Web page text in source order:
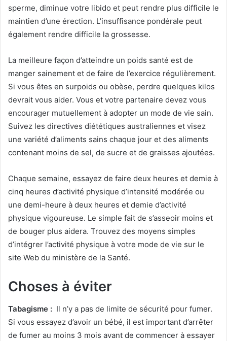
sperme, diminue votre libido et peut rendre plus difficile le
maintien d’une érection. L’insuffisance pondérale peut
également rendre difficile la grossesse.
La meilleure façon d’atteindre un poids santé est de
manger sainement et de faire de l’exercice régulièrement.
Si vous êtes en surpoids ou obèse, perdre quelques kilos
devrait vous aider. Vous et votre partenaire devez vous
encourager mutuellement à adopter un mode de vie sain.
Suivez les directives diététiques australiennes et visez
une variété d’aliments sains chaque jour et des aliments
contenant moins de sel, de sucre et de graisses ajoutées.
Chaque semaine, essayez de faire deux heures et demie à
cinq heures d’activité physique d’intensité modérée ou
une demi-heure à deux heures et demie d’activité
physique vigoureuse. Le simple fait de s’asseoir moins et
de bouger plus aidera. Trouvez des moyens simples
d’intégrer l’activité physique à votre mode de vie sur le
site Web du ministère de la Santé.
Choses à éviter
Tabagisme : Il n’y a pas de limite de sécurité pour fumer.
Si vous essayez d’avoir un bébé, il est important d’arrêter
de fumer au moins 3 mois avant de commencer à essayer